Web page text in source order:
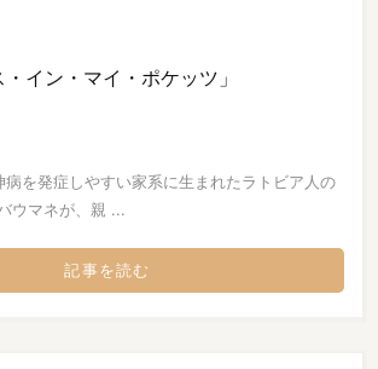
イン・マイ・ポケッツ」
を発症しやすい家系に生まれたラトビア人の
ウマネが、親 ...
記事を読む